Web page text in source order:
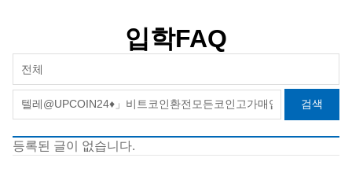
입학FAQ
전체
검색
등록된 글이 없습니다.